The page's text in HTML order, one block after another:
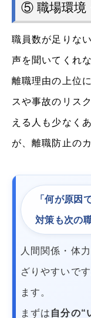
⑤ 職場環境
職員数が足りな
声を聞いてくれ
離職理由の上位
スや事故のリス
える人も少なく
が、離職防止の
「何が原因
対策も次の
人間関係・体
ざりやすいで
ます。
まずは 自分の“